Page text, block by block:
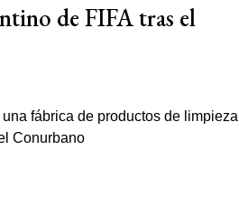
de FIFA tras el